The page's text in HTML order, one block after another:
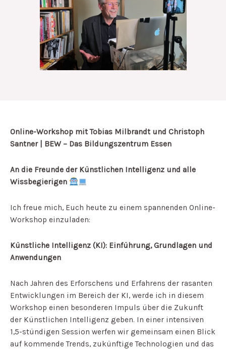
Online-Workshop mit Tobias Milbrandt und Christoph
Santner | BEW – Das Bildungszentrum Essen
An die Freunde der Künstlichen Intelligenz und alle
Wissbegierigen
Ich freue mich, Euch heute zu einem spannenden Online-
Workshop einzuladen:
Künstliche Intelligenz (KI): Einführung, Grundlagen und
Anwendungen
Nach Jahren des Erforschens und Erfahrens der rasanten
Entwicklungen im Bereich der KI, werde ich in diesem
Workshop einen besonderen Impuls über die Zukunft
der Künstlichen Intelligenz geben. In einer intensiven
1,5-stündigen Session werfen wir gemeinsam einen Blick
auf kommende Trends, zukünftige Technologien und das